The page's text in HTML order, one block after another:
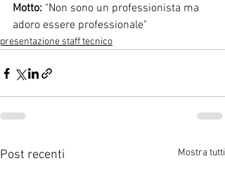
Motto: "Non sono un professionista ma
adoro essere professionale"
presentazione staff tecnico
Post recenti Mostra tutti